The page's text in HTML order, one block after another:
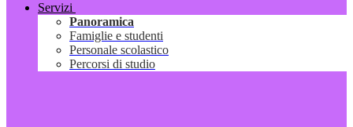
Servizi
Panoramica
Famiglie e studenti
Personale scolastico
Percorsi di studio